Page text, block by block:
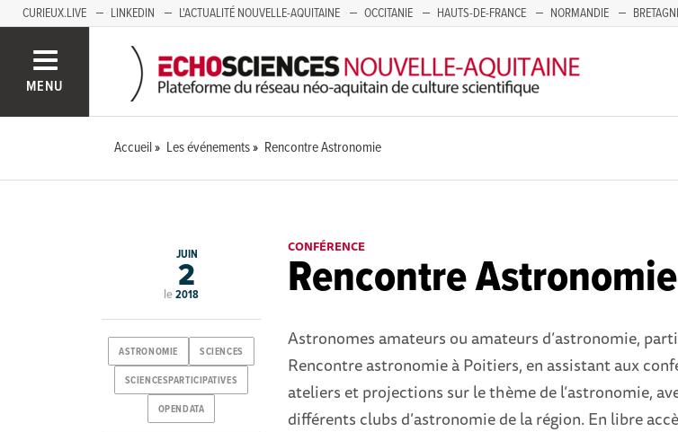
CURIEUX.LIVE LINKEDIN L'ACTUALITÉ NOUVELLE-AQUITAINE OCCITANIE HAUTS-DE-FRANCE NORMANDIE
MENU
Accueil Les événements Rencontre Astronomie
CONFÉRENCE
Rencontre Astronomie
Astronomes amateurs ou amateurs d’astronomie,
Rencontre astronomie à Poitiers, en assistant aux
ateliers et projections sur le thème de l’astronomie,
différents clubs d’astronomie de la région. En libre
le
JUIN
2
2018
ASTRONOMIE SCIENCES
SCIENCESPARTICIPATIVES
OPENDATA